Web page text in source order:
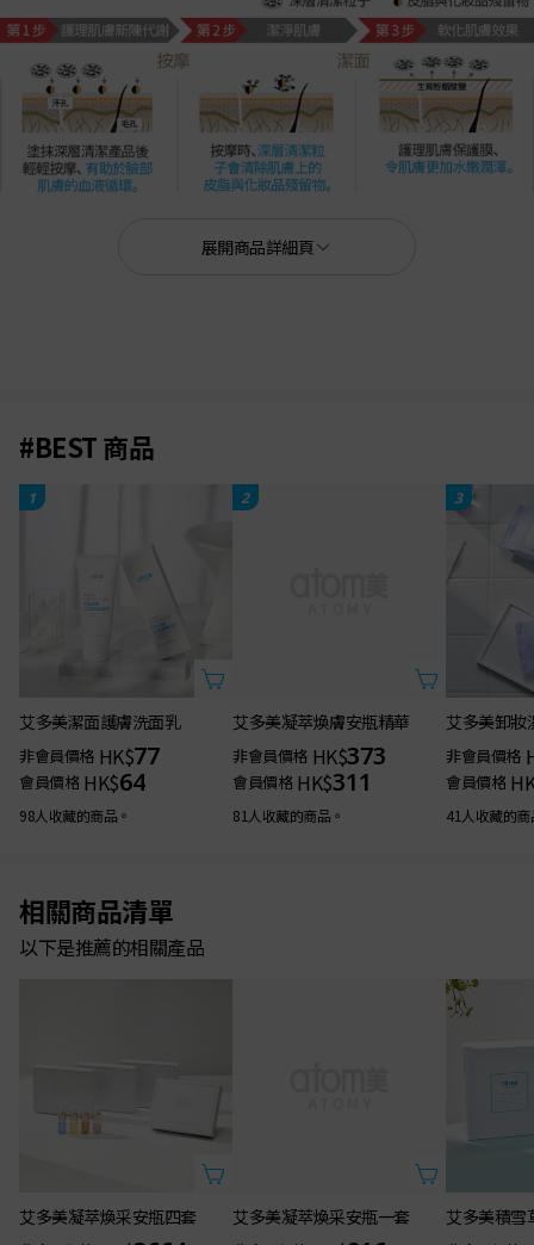
展開商品詳細頁
#BEST 商品
1
艾多美潔面護膚洗面乳
非會員價格 HK$77
會員價格 HK$64
98人收藏的商品。
2
艾多美凝萃煥膚安瓶精華
非會員價格 HK$373
會員價格 HK$311
81人收藏的商品。
3
艾多美卸妝
非會員價格
會員價格
41人收藏的商
相關商品清單
以下是推薦的相關產品
艾多美凝萃煥采安瓶四套 艾多美凝萃煥采安瓶一套 艾多美積雪